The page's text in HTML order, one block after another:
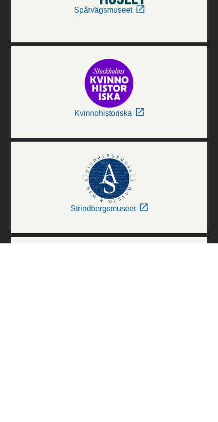
Spårvägsmuseet
Kvinnohistoriska
Strindbergsmuseet